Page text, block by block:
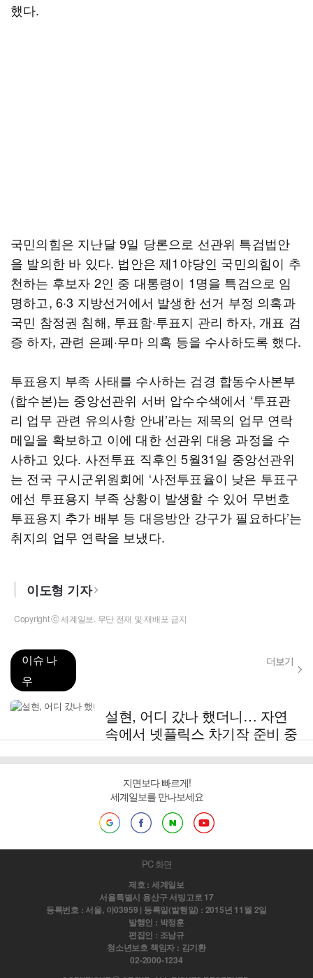
했다.
국민의힘은 지난달 9일 당론으로 선관위 특검법안
을 발의한 바 있다. 법안은 제1야당인 국민의힘이 추
천하는 후보자 2인 중 대통령이 1명을 특검으로 임
명하고, 6·3 지방선거에서 발생한 선거 부정 의혹과
국민 참정권 침해, 투표함·투표지 관리 하자, 개표 검
증 하자, 관련 은폐·무마 의혹 등을 수사하도록 했다.
투표용지 부족 사태를 수사하는 검경 합동수사본부
(합수본)는 중앙선관위 서버 압수수색에서 ‘투표관
리 업무 관련 유의사항 안내’라는 제목의 업무 연락
메일을 확보하고 이에 대한 선관위 대응 과정을 수
사하고 있다. 사전투표 직후인 5월31일 중앙선관위
는 전국 구시군위원회에 ‘사전투표율이 낮은 투표구
에선 투표용지 부족 상황이 발생할 수 있어 무번호
투표용지 추가 배부 등 대응방안 강구가 필요하다’는
취지의 업무 연락을 보냈다.
이도형 기자
Copyright ⓒ 세계일보. 무단 전재 및 재배포 금지
이슈 나
우
더보기
설현, 어디 갔나 했더니… 자연
속에서 넷플릭스 차기작 준비 중
지면보다 빠르게!
세계일보를 만나보세요
PC 화면
제호 : 세계일보
서울특별시 용산구 서빙고로 17
등록번호 : 서울, 아03959 | 등록일(발행일) : 2015년 11월 2일
발행인 : 박정훈
편집인 : 조남규
청소년보호 책임자 : 김기환
02-2000-1234